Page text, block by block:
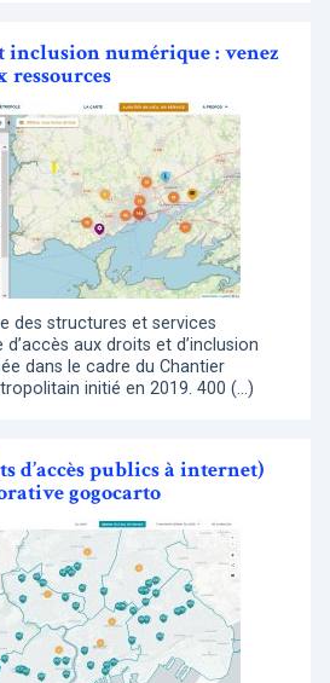
inclusion numérique : venez
des structures et services
aux droits et d’inclusion
dans le cadre du Chantier
initié en 2019. 400 (…)
d’accès publics à internet)
gogocarto